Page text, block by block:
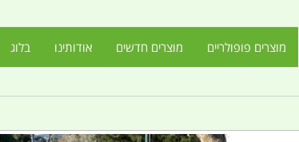
מוצרים פופולריים מוצרים חדשים אודותינו בלוג